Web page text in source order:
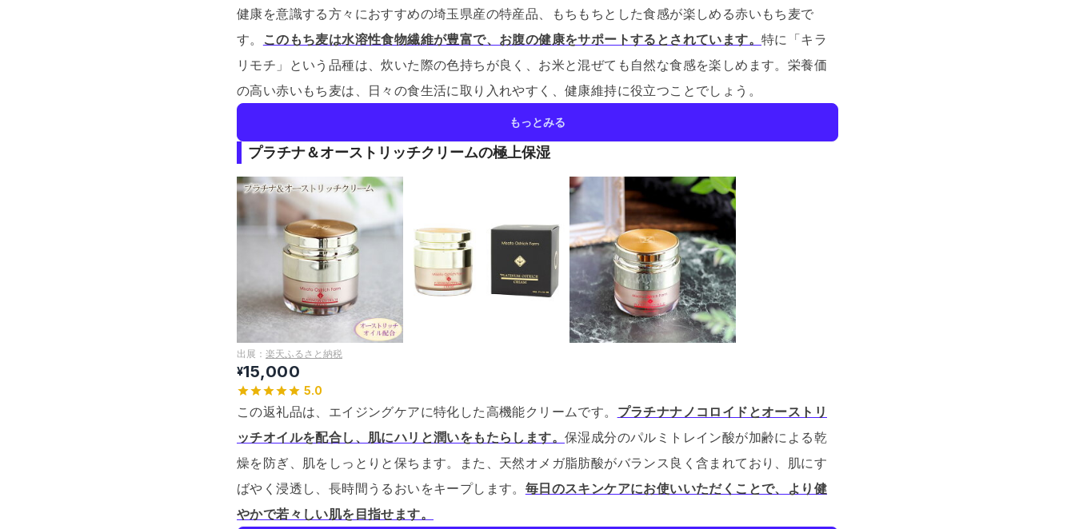
健康を意識する方々におすすめの埼玉県産の特産品、もちもちとした食感が楽しめる赤いもち麦で
す。
このもち麦は水溶性食物繊維が豊富で、お腹の健康をサポートするとされています。特に「キラ
リモチ」という品種は、炊いた際の色持ちが良く、お米と混ぜても自然な食感を楽しめます。 栄養価
の高い赤いもち麦は、日々の食生活に取り入れやすく、健康維持に役立つことでしょう。
もっとみる
プラチナ＆オーストリッチクリームの極上保湿
出展： 楽天ふるさと納税
¥15,000
5.0
この返礼品は、エイジングケアに特化した高機能クリームです。 プラチナナノコロイドとオーストリ
ッチオイルを配合し、肌にハリと潤いをもたらします。 保湿成分のパルミトレイン酸が加齢による乾
燥を防ぎ、肌をしっとりと保ちます。
また、天然オメガ脂肪酸がバランス良く含まれており、肌にす
ばやく浸透し、長時間うるおいをキープします。 毎日のスキンケアにお使いいただくことで、より健
やかで若々しい肌を目指せます。